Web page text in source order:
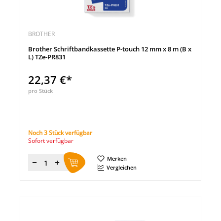
BROTHER
Brother Schriftbandkassette P-touch 12 mm x 8 m (B x
L) TZe-PR831
22,37 €*
pro Stück
Noch 3 Stück verfügbar
Sofort verfügbar
Menge
Merken
Vergleichen